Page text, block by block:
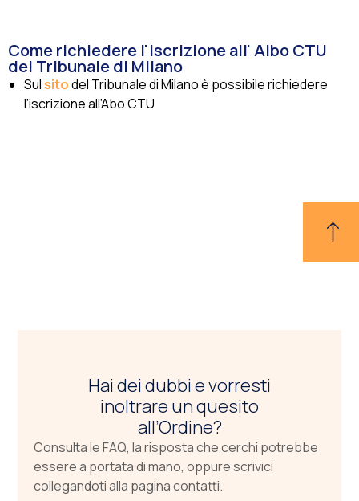
Come richiedere l'iscrizione all' Albo CTU
del Tribunale di Milano
Sul sitodel Tribunale di Milano è possibile richiedere
l’iscrizione all’Abo CTU
Hai dei dubbi e vorresti
inoltrare un quesito
all’Ordine?
Consulta le FAQ, la risposta che cerchi potrebbe
essere a portata di mano, oppure scrivici
collegandoti alla pagina contatti.